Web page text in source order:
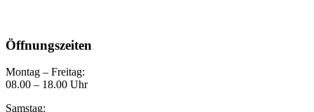
Öffnungszeiten
Montag – Freitag:
08.00 – 18.00 Uhr
Samstag: